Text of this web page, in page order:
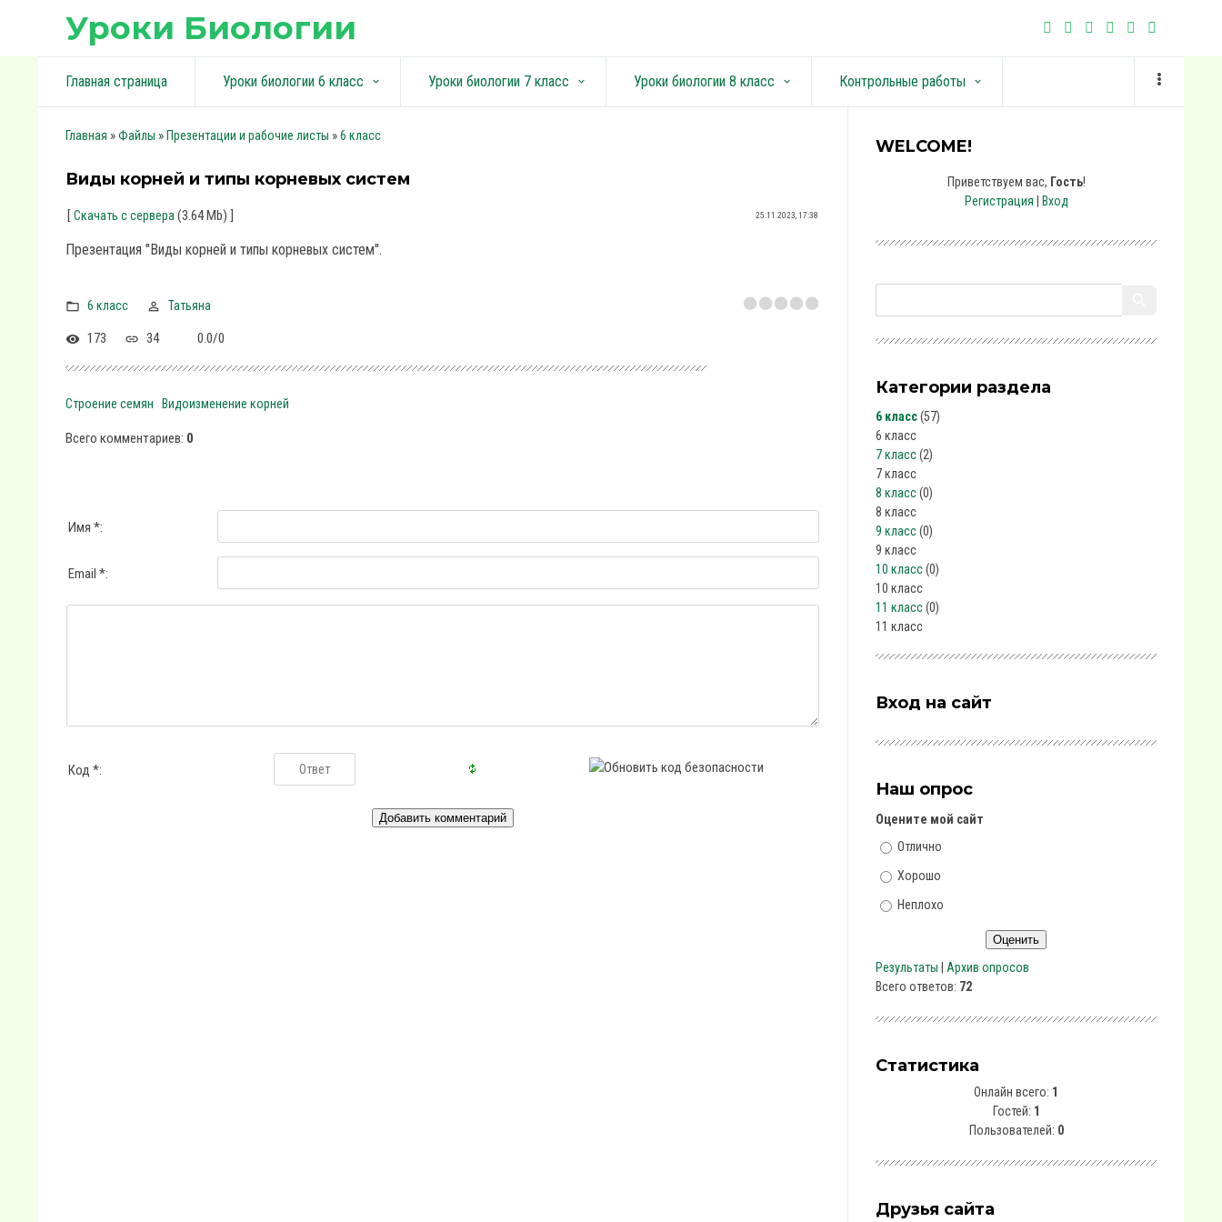
Уроки Биологии
Главная страница Уроки биологии 6 класс keyboard_arrow_down Уроки биологии 7 класс keyboard_arrow_down Уроки биологии 8 класс keyboard_arrow_down Контрольные работы keyboard_arrow_down
Главная »Файлы » Презентации и рабочие листы »6 класс
Виды корней и типы корневых систем
[Скачать с сервера (3.64 Mb) ] 25.11.2023, 17:38
Презентация "Виды корней и типы корневых систем".
6 класс Татьяна
173 34 0.0/0
Строение семян Видоизменение корней
Всего комментариев: 0
Имя *:
Email *:
Код *:
WELCOME!
Приветствуем вас, Гость!
Регистрация
Вход
Категории раздела
6 класс(57)
6 класс
7 класс(2)
7 класс
8 класс(0)
8 класс
9 класс(0)
9 класс
10 класс(0)
10 класс
11 класс(0)
11 класс
Вход на сайт
Наш опрос
Оцените мой сайт
Отлично
Хорошо
Неплохо
Результаты
Архив опросов
Всего ответов: 72
Статистика
Онлайн всего: 1
Гостей: 1
Пользователей: 0
Друзья сайта